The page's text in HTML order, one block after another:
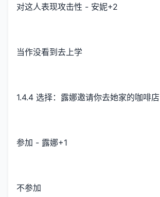
对这人表现攻击性 - 安妮+2
当作没看到去上学
1.4.4 选择：露娜邀请你去她家的咖啡店
参加 - 露娜+1
不参加